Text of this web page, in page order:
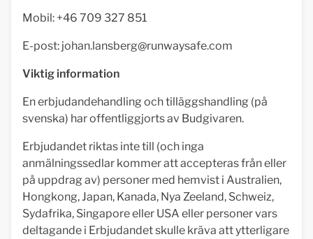
Mobil: +46 709 327 851
E-post: johan.lansberg@runwaysafe.com
Viktig information
En erbjudandehandling och tilläggshandling (på
svenska) har offentliggjorts av Budgivaren.
Erbjudandet riktas inte till (och inga
anmälningssedlar kommer att accepteras från eller
på uppdrag av) personer med hemvist i Australien,
Hongkong, Japan, Kanada, Nya Zeeland, Schweiz,
Sydafrika, Singapore eller USA eller personer vars
deltagande i Erbjudandet skulle kräva att ytterligare